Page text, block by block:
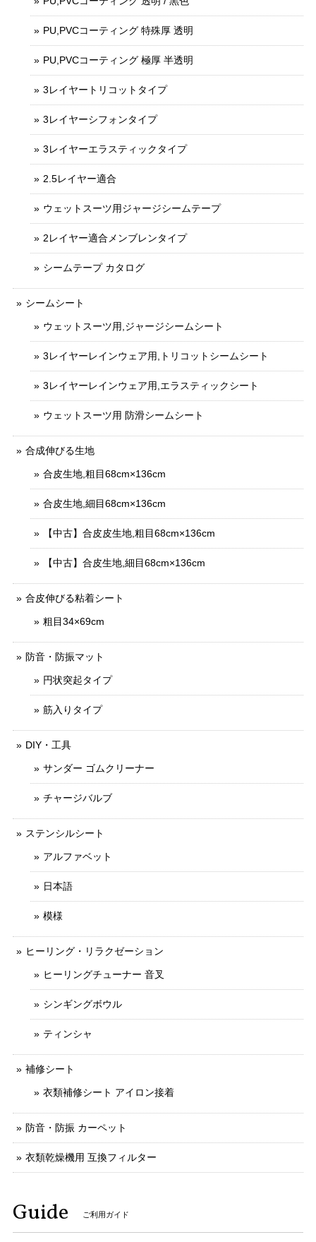
PU,PVCコーティング 特殊厚 透明
PU,PVCコーティング 極厚 半透明
3レイヤートリコットタイプ
3レイヤーシフォンタイプ
3レイヤーエラスティックタイプ
2.5レイヤー適合
ウェットスーツ用ジャージシームテープ
2レイヤー適合メンブレンタイプ
シームテープ カタログ
シームシート
ウェットスーツ用,ジャージシームシート
3レイヤーレインウェア用,トリコットシームシート
3レイヤーレインウェア用,エラスティックシート
ウェットスーツ用 防滑シームシート
合成伸びる生地
合皮生地,粗目68cm×136cm
合皮生地,細目68cm×136cm
【中古】合皮皮生地,粗目68cm×136cm
【中古】合皮生地,細目68cm×136cm
合皮伸びる粘着シート
粗目34×69cm
防音・防振マット
円状突起タイプ
筋入りタイプ
DIY・工具
サンダー ゴムクリーナー
チャージバルブ
ステンシルシート
アルファベット
日本語
模様
ヒーリング・リラクゼーション
ヒーリングチューナー 音叉
シンギングボウル
ティンシャ
補修シート
衣類補修シート アイロン接着
防音・防振 カーペット
衣類乾燥機用 互換フィルター
Guide ご利用ガイド